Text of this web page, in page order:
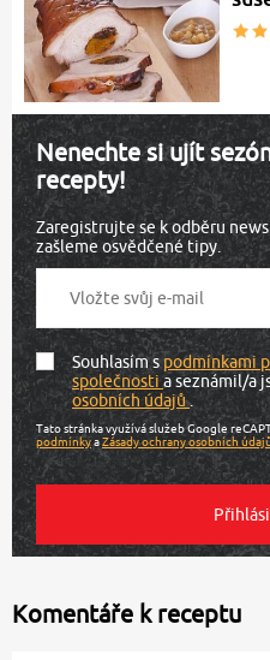
Nenechte si ujít
recepty!
Zaregistrujte se k odběru
zašleme osvědčené tipy.
Souhlasím spodmínkami
společnostia seznámil/a
osobních údajů.
Tato stránka využívá služeb Google
podmínkyaZásady ochrany osobních údajů
Komentáře k receptu